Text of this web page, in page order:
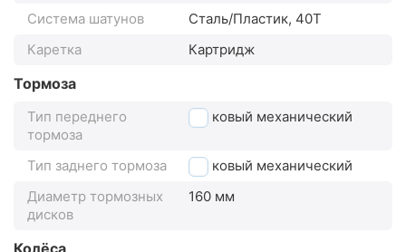
Система шатунов
Сталь/Пластик, 40T
Каретка
Картридж
Тормоза
Тип переднего
тормоза
дисковый механический
Тип заднего тормоза
дисковый механический
Диаметр тормозных
дисков
160 мм